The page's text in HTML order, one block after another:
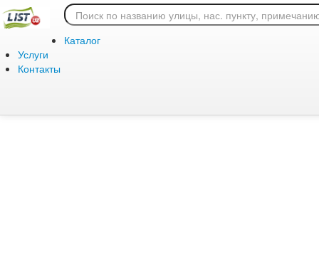
Каталог
Услуги
Контакты
Ошибка 404: страница